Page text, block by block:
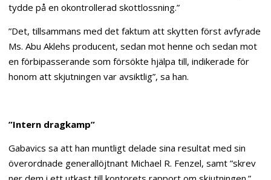
tydde på en okontrollerad skottlossning.”
”Det, tillsammans med det faktum att skytten först avfyrade
Ms. Abu Aklehs producent, sedan mot henne och sedan mot
en förbipasserande som försökte hjälpa till, indikerade för
honom att skjutningen var avsiktlig”, sa han.
”Intern dragkamp”
Gabavics sa att han muntligt delade sina resultat med sin
överordnade generallöjtnant Michael R. Fenzel, samt ”skrev